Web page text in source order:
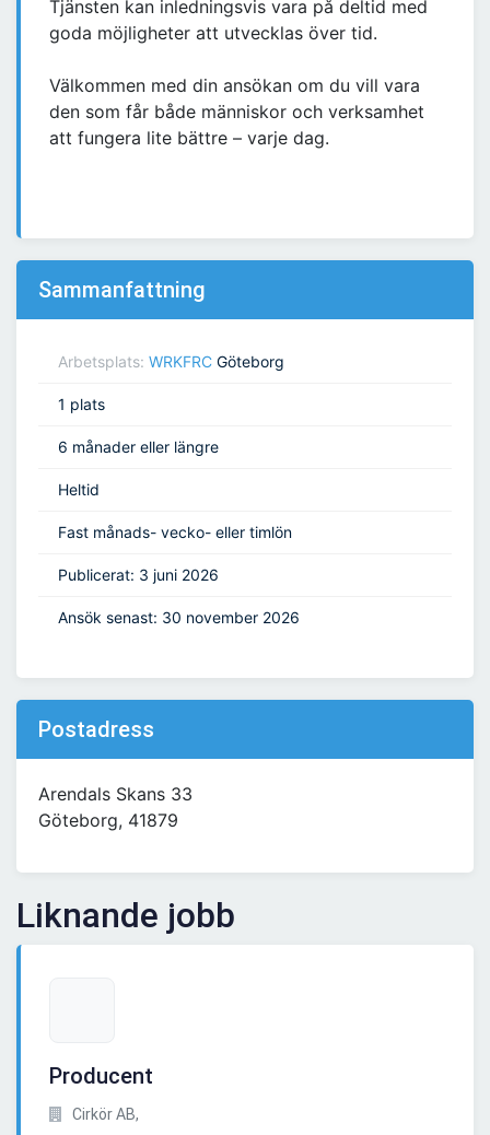
Tjänsten kan inledningsvis vara på deltid med
goda möjligheter att utvecklas över tid.
Välkommen med din ansökan om du vill vara
den som får både människor och verksamhet
att fungera lite bättre – varje dag.
Sammanfattning
Arbetsplats: WRKFRC Göteborg
1 plats
6 månader eller längre
Heltid
Fast månads- vecko- eller timlön
Publicerat: 3 juni 2026
Ansök senast: 30 november 2026
Postadress
Arendals Skans 33
Göteborg, 41879
Liknande jobb
Producent
Cirkör AB,